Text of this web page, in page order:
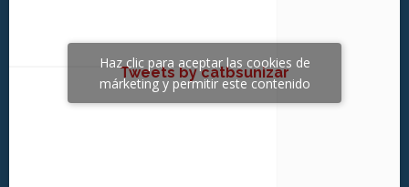
Tweets by catbsunizar
Haz clic para aceptar las cookies de
márketing y permitir este contenido